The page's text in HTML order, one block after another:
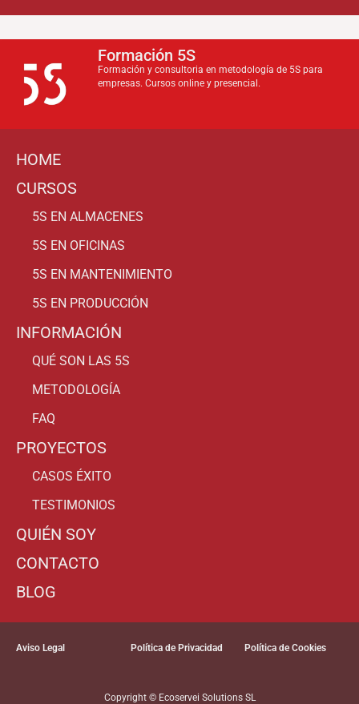
Formación 5S
Formación y consultoria en metodología de 5S para
empresas. Cursos online y presencial.
HOME
CURSOS
5S EN ALMACENES
5S EN OFICINAS
5S EN MANTENIMIENTO
5S EN PRODUCCIÓN
INFORMACIÓN
QUÉ SON LAS 5S
METODOLOGÍA
FAQ
PROYECTOS
CASOS ÉXITO
TESTIMONIOS
QUIÉN SOY
CONTACTO
BLOG
Aviso Legal Política de Privacidad Política de Cookies
Copyright © Ecoservei Solutions SL